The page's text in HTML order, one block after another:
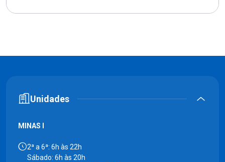
Unidades
MINAS I
2ª a 6ª: 6h às 22h
Sábado: 6h às 20h